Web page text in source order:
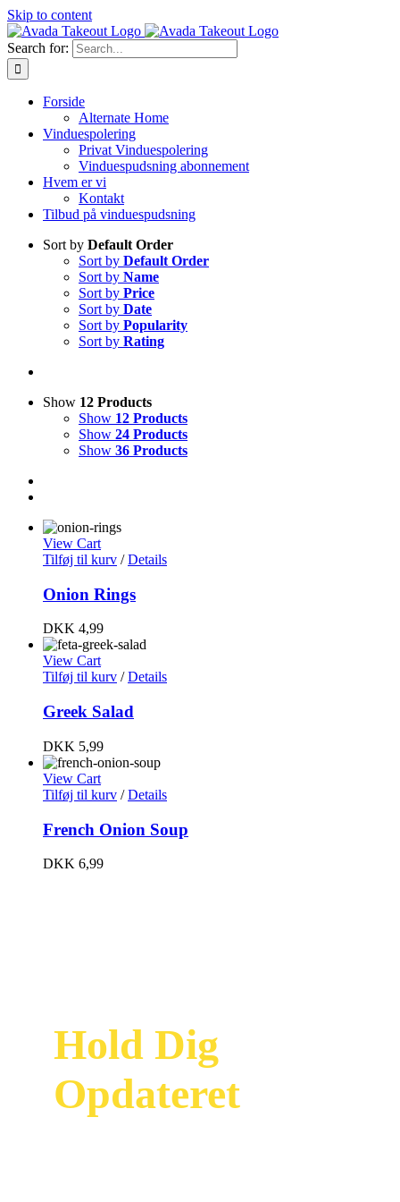
Skip to content
Search for:
Forside
Alternate Home
Vinduespolering
Privat Vinduespolering
Vinduespudsning abonnement
Hvem er vi
Kontakt
Tilbud på vinduespudsning
Sort by Default Order
Sort by Default Order
Sort by Name
Sort by Price
Sort by Date
Sort by Popularity
Sort by Rating
Show 12 Products
Show 12 Products
Show 24 Products
Show 36 Products
View Cart
Tilføj til kurv / Details
Onion Rings
DKK 4,99
View Cart
Tilføj til kurv / Details
Greek Salad
DKK 5,99
View Cart
Tilføj til kurv / Details
French Onion Soup
DKK 6,99
Hold Dig
Opdateret